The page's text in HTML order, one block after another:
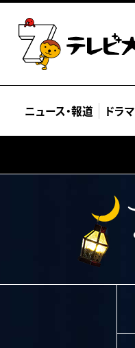
ニュース・報道 ドラマ